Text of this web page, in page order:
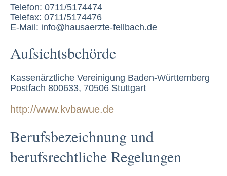
Telefon: 0711/5174474
Telefax: 0711/5174476
E-Mail: info@hausaerzte-fellbach.de
Aufsichtsbehörde
Kassenärztliche Vereinigung Baden-Württemberg
Postfach 800633, 70506 Stuttgart
http://www.kvbawue.de
Berufsbezeichnung und
berufsrechtliche Regelungen